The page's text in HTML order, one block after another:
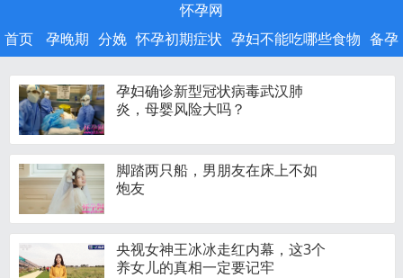
怀孕网
首页
孕晚期 分娩 怀孕初期症状 孕妇不能吃哪些食物 备孕
孕妇确诊新型冠状病毒武汉肺
炎，母婴风险大吗？
脚踏两只船，男朋友在床上不如
炮友
央视女神王冰冰走红内幕，这3个
养女儿的真相一定要记牢